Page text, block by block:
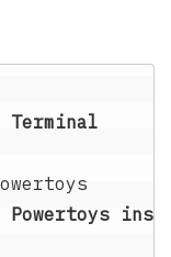
Terminal
Powertoys